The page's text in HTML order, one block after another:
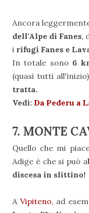
Ancora
dell'Alpe di Fanes,
i rifugi Fanes e
In totale sono 6
(quasi tutti
tratta.
Vedi: Da Pederu a
7. MONTE
Quello che mi
Adige è che si può a
discesa in slittino!
A Vipiteno, ad